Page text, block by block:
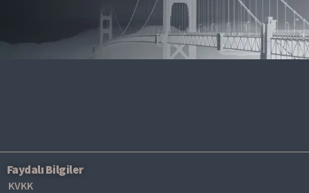
Faydalı Bilgiler
KVKK